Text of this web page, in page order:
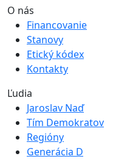
O nás
Financovanie
Stanovy
Etický kódex
Kontakty
Ľudia
Jaroslav Naď
Tím Demokratov
Regióny
Generácia D